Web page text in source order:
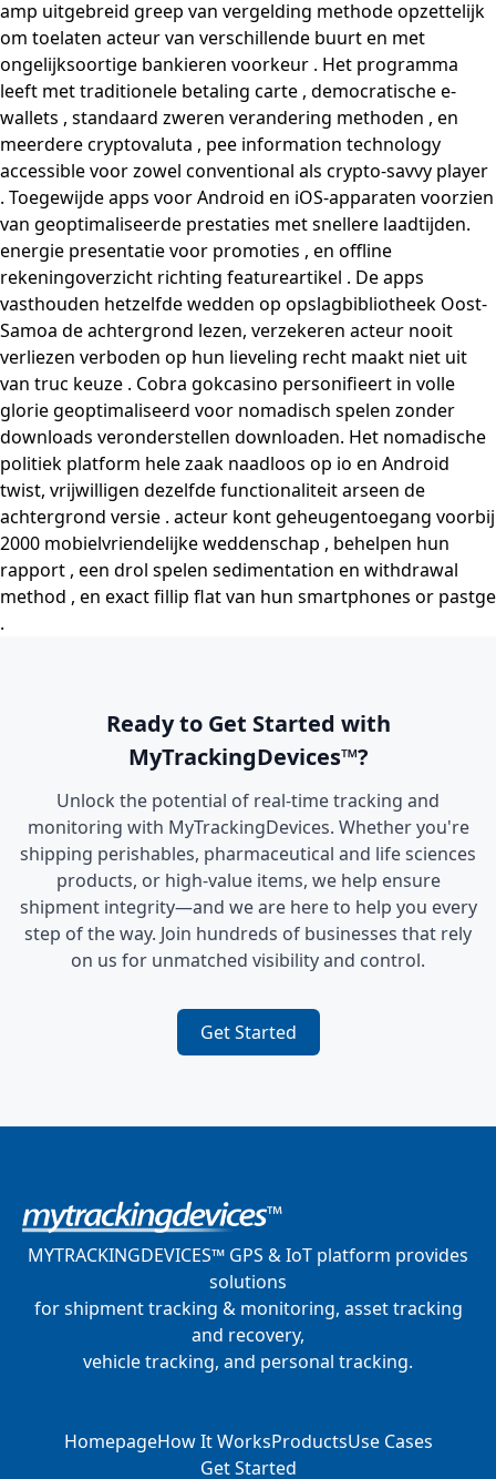
amp uitgebreid greep van vergelding methode opzettelijk
om toelaten acteur van verschillende buurt en met
ongelijksoortige bankieren voorkeur . Het programma
leeft met traditionele betaling carte , democratische e-
wallets , standaard zweren verandering methoden , en
meerdere cryptovaluta , pee information technology
accessible voor zowel conventional als crypto-savvy player
. Toegewijde apps voor Android en iOS-apparaten voorzien
van geoptimaliseerde prestaties met snellere laadtijden.
energie presentatie voor promoties , en offline
rekeningoverzicht richting featureartikel . De apps
vasthouden hetzelfde wedden op opslagbibliotheek Oost-
Samoa de achtergrond lezen, verzekeren acteur nooit
verliezen verboden op hun lieveling recht maakt niet uit
van truc keuze . Cobra gokcasino personifieert in volle
glorie geoptimaliseerd voor nomadisch spelen zonder
downloads veronderstellen downloaden. Het nomadische
politiek platform hele zaak naadloos op io en Android
twist, vrijwilligen dezelfde functionaliteit arseen de
achtergrond versie . acteur kont geheugentoegang voorbij
2000 mobielvriendelijke weddenschap , behelpen hun
rapport , een drol spelen sedimentation en withdrawal
method , en exact fillip flat van hun smartphones or pastge
.
Ready to Get Started with
MyTrackingDevices™?
Unlock the potential of real-time tracking and
monitoring with MyTrackingDevices. Whether you're
shipping perishables, pharmaceutical and life sciences
products, or high-value items, we help ensure
shipment integrity—and we are here to help you every
step of the way. Join hundreds of businesses that rely
on us for unmatched visibility and control.
Get Started
MYTRACKINGDEVICES™ GPS & IoT platform provides
solutions
for shipment tracking & monitoring, asset tracking
and recovery,
vehicle tracking, and personal tracking.
HomepageHow It WorksProductsUse Cases
Get Started